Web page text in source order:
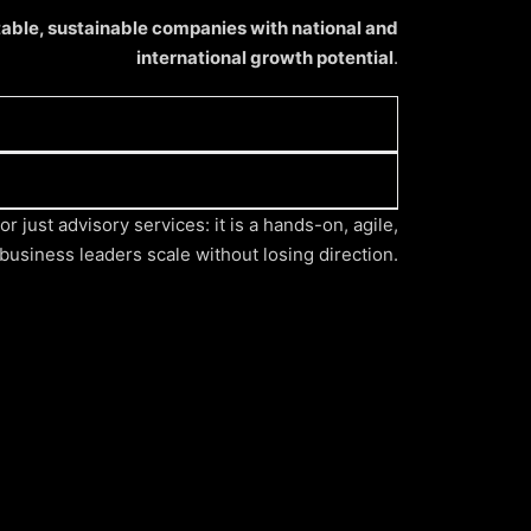
sustainable companies with national and
international growth potential.
IP-based projects, and growing
operations, and talent.
just advisory services: it is a hands-on, agile,
leaders scale without losing direction.